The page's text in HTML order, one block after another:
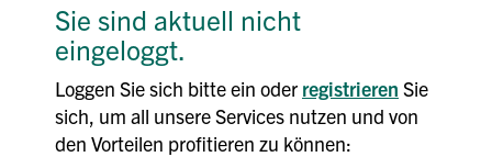
Sie sind aktuell nicht
eingeloggt.
Loggen Sie sich bitte ein oder registrieren Sie
sich, um all unsere Services nutzen und von
den Vorteilen profitieren zu können: